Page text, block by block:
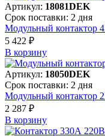
Артикул: 18081DEK
Срок поставки: 2 дня
Модульный
5 422 ₽
В корзинy
Артикул: 18050DEK
Срок поставки: 2 дня
Модульный
2 287 ₽
В корзинy